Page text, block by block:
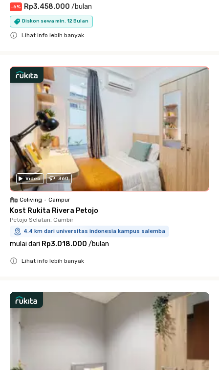
-6% Rp3.458.000 /bulan
Diskon sewa min. 12 Bulan
Lihat info lebih banyak
Video 360
Coliving • Campur
Kost Rukita Rivera Petojo
Petojo Selatan, Gambir
4.4 km dari universitas indonesia kampus salemba
mulai dari Rp3.018.000 /bulan
Lihat info lebih banyak